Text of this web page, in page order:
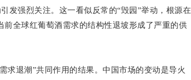
发强烈关注。这一看似反常的“毁园”举动，根源在
全球红葡萄酒需求的结构性退坡形成了严重的供
求退潮”共同作用的结果。中国市场的变动是导火